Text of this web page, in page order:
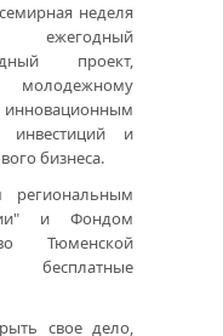
неделя
– ежегодный
проект,
инвестиций и
бизнеса.
и Фондом
Тюменской
бесплатные
свое дело,